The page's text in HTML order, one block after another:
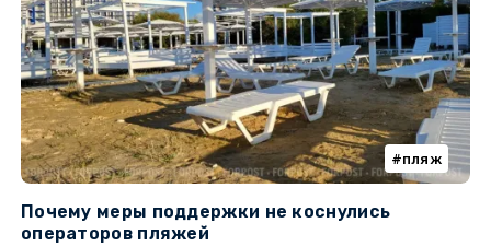
пляж
Почему меры поддержки не коснулись
операторов пляжей